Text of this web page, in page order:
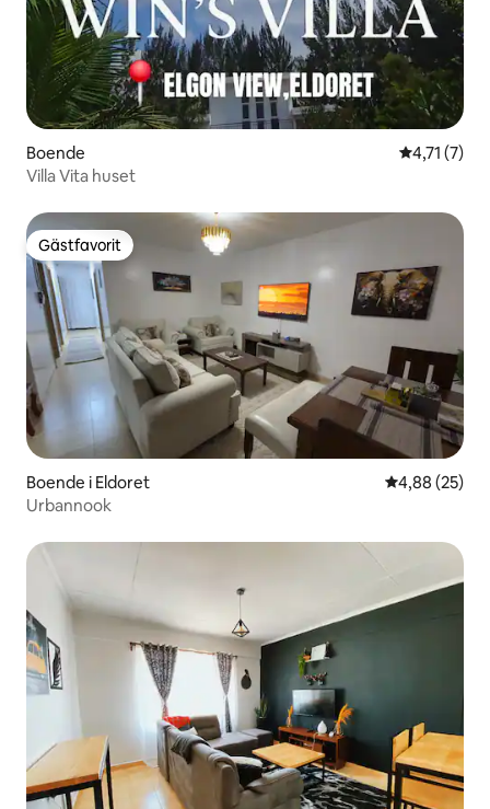
Boende 4,71 av 5 i
4,71 (7)
Villa Vita huset
Gästfavorit
Gästfavorit
Boende i Eldoret 4,88 av 5 i
4,88 (25)
Urbannook